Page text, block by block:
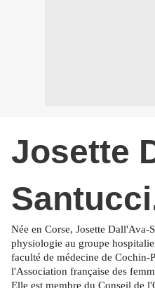
Josette
Née en Corse, Josette Dall'Ava-
physiologie au groupe
faculté de médecine de Cochin-
l'Association française des
Elle est membre du Conseil de